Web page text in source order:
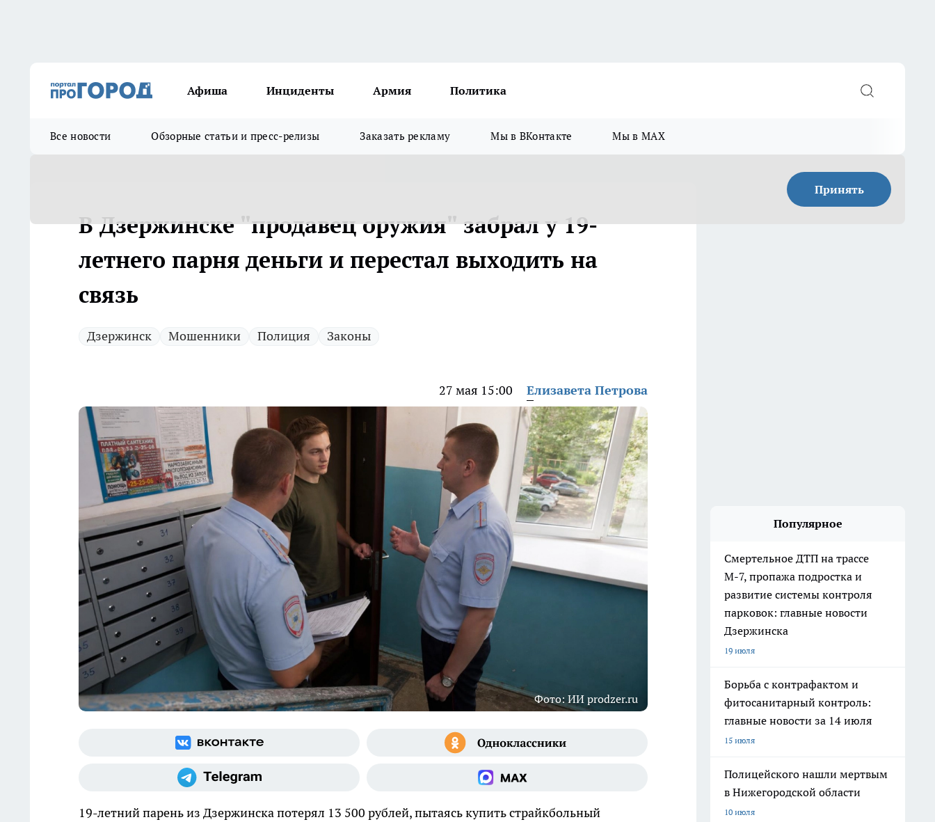
Афиша Инциденты Армия Политика
Все новости Обзорные статьи и пресс-релизы Заказать рекламу Мы в ВКонтакте Мы в MAX
Принять
В Дзержинске "продавец оружия" забрал у 19-
летнего парня деньги и перестал выходить на
связь
Дзержинск Мошенники Полиция Законы
27 мая 15:00 Елизавета Петрова
Фото: ИИ prodzer.ru
19-летний парень из Дзержинска потерял 13 500 рублей, пытаясь купить страйкбольный
Популярное
Смертельное ДТП на трассе
М-7, пропажа подростка и
развитие системы контроля
парковок: главные новости
Дзержинска
19 июля
Борьба с контрафактом и
фитосанитарный контроль:
главные новости за 14 июля
15 июля
Полицейского нашли мертвым
в Нижегородской области
10 июля